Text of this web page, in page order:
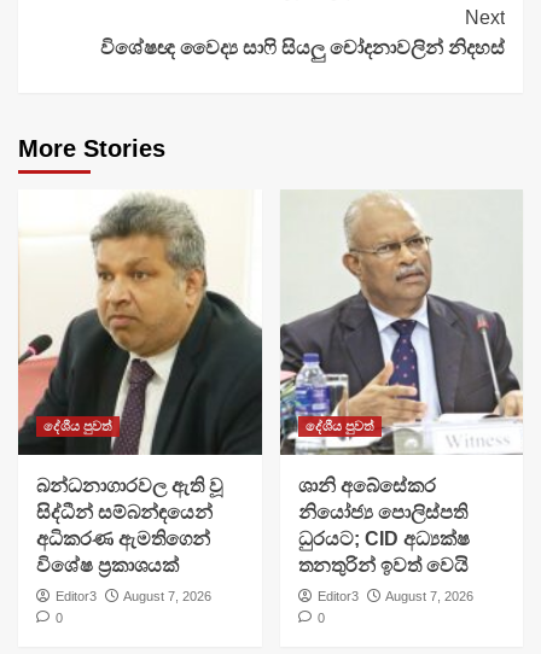
Next
විශේෂඥ වෛද්‍ය සාෆි සියලු චෝදනාවලින් නිදහස්
More Stories
දේශීය පුවත්
බන්ධනාගාරවල ඇති වූ
සිද්ධීන් සම්බන්ඳයෙන්
අධිකරණ ඇමතිගෙන්
විශේෂ ප්‍රකාශයක්
Editor3
August 7, 2026
0
දේශීය පුවත්
ශානි අබේසේකර
නියෝජ්‍ය පොලිස්පති
ධුරයට; CID අධ්‍යක්ෂ
තනතුරින් ඉවත් වෙයි
Editor3
August 7, 2026
0